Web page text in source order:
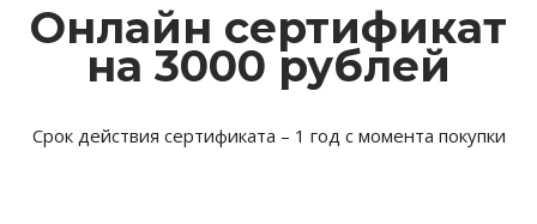
Онлайн сертификат
на 3000 рублей
Срок действия сертификата – 1 год с момента покупки